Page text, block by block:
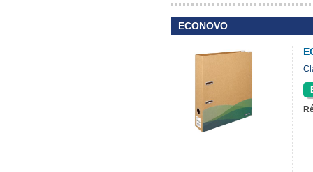
ECONOVO